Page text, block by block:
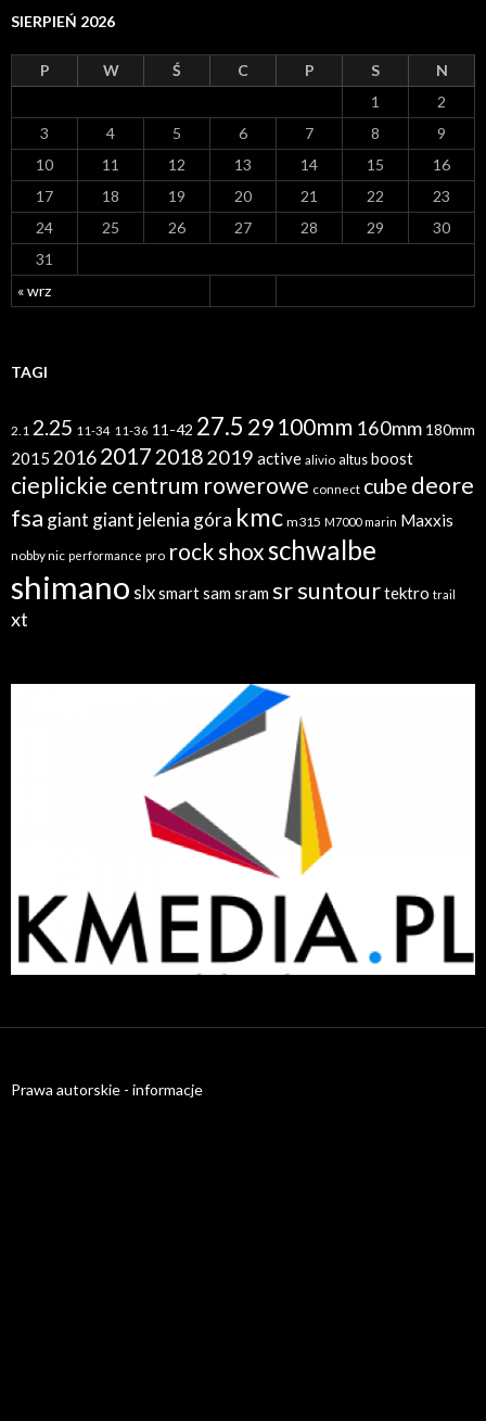
i
a
SIERPIEŃ 2026
P W Ś C P S N
« wrz
1
2
3
4 5 6 7 8
9
10
11 12 13 14 15
16
17
18 19 20 21 22
23
24
25 26 27 28 29
30
31
TAGI
2.1 2.25 11-34 11-36 11-42 27.5 29 100mm 160mm 180mm
2015 20162017 20182019 active alivio altus boost
cieplickie centrum rowerowe connect cube deore
fsa giant giant jelenia góra kmc m315 M7000 marin Maxxis
nobby nic performance pro rock shoxschwalbe
shimano slxsmart sam sramsr suntourtektro trail
xt
radiatory.com.pl
Prawa autorskie - informacje